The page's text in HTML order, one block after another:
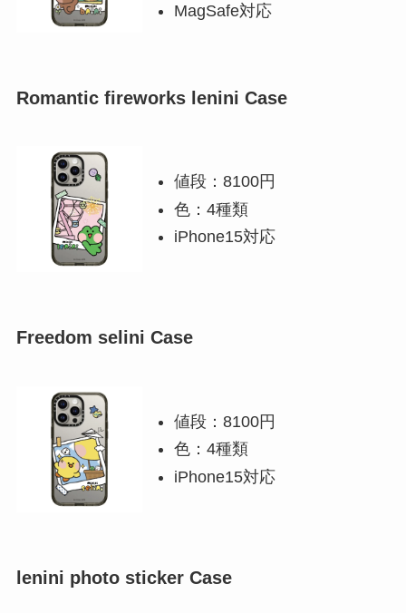
MagSafe対応
Romantic fireworks lenini Case
値段：8100円
色：4種類
iPhone15対応
Freedom selini Case
値段：8100円
色：4種類
iPhone15対応
lenini photo sticker Case